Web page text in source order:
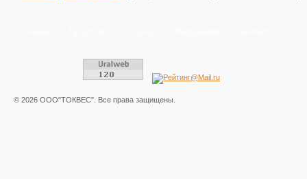
© 2026 ООО"ТОКВЕС". Все права защищены.